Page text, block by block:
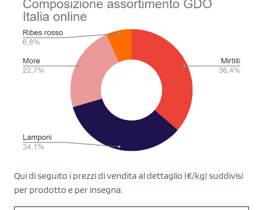
Qui di seguito i prezzi di vendita al dettaglio (€/kg) suddivisi
per prodotto e per insegna: